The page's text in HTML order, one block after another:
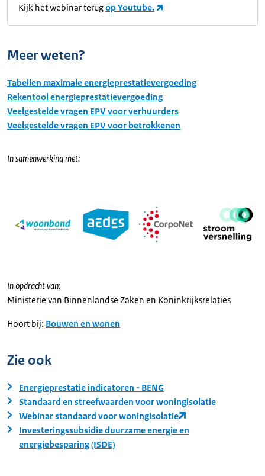
Kijk het webinar terugop Youtube.
Meer weten?
Tabellen maximale energieprestatievergoeding
Rekentool energieprestatievergoeding
Veelgestelde vragen EPV voor verhuurders
Veelgestelde vragen EPV voor betrokkenen
In samenwerking met:
In opdracht van:
Ministerie van Binnenlandse Zaken en Koninkrijksrelaties
Hoort bij: Bouwen en wonen
Zie ook
Energieprestatie indicatoren - BENG
Standaard en streefwaarden voor woningisolatie
Webinar standaard voor woningisolatie
Investeringssubsidie duurzame energie en
energiebesparing (ISDE)